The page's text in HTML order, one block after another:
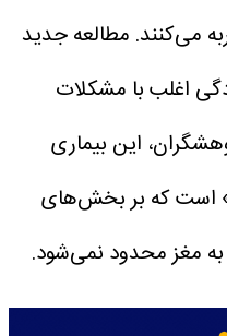
می‌کنند. مطالعه جدید
اغلب با مشکلات
این بیماری
است که بر بخش‌های
به مغز محدود نمی‌شود.